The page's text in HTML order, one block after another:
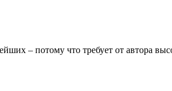
– потому что требует от автора